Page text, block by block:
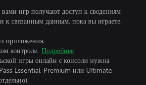
игр получают доступ к сведениям
к связанным данным, пока вы играете.
приложения.
контроле. Подробнее
игры онлайн с консоли нужна
Essential, Premium или Ultimate